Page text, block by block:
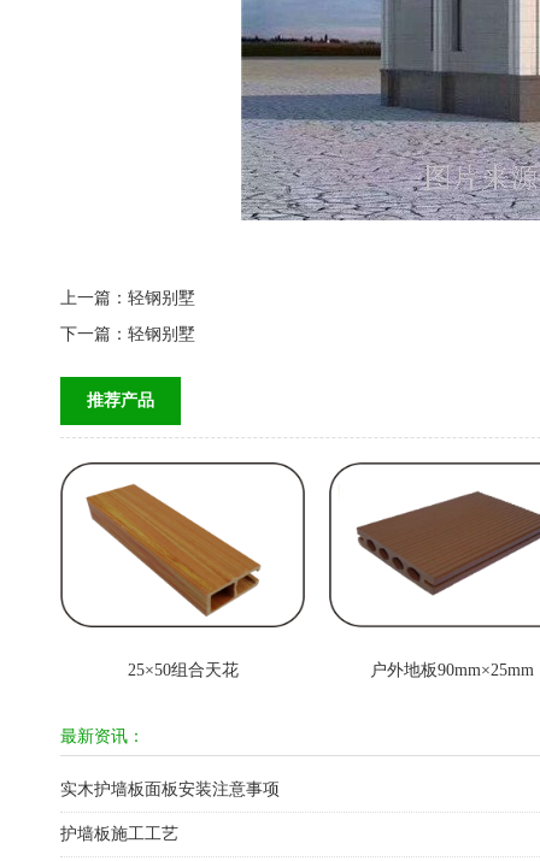
上一篇： 轻钢别墅
下一篇： 轻钢别墅
推荐产品
25×50组合天花 户外地板90mm×25mm
最新资讯：
实木护墙板面板安装注意事项
护墙板施工工艺